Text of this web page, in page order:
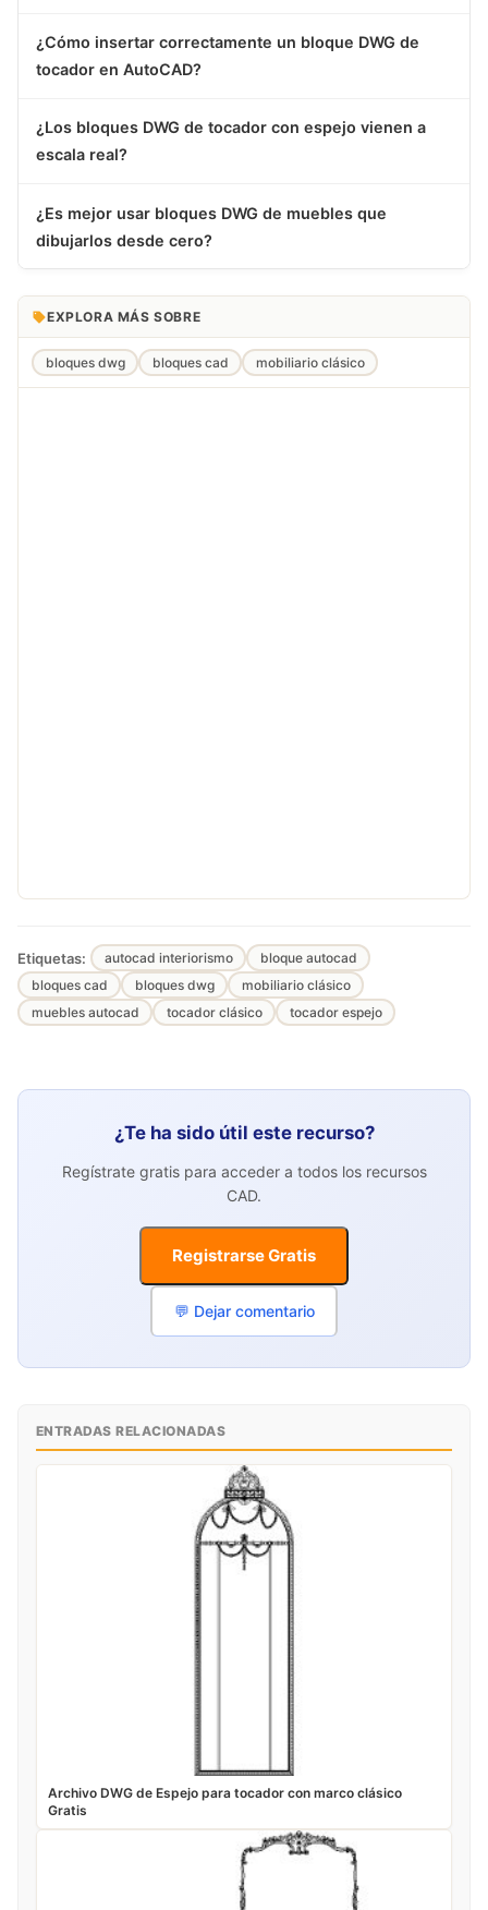
¿Cómo insertar correctamente un bloque DWG de
tocador en AutoCAD?
¿Los bloques DWG de tocador con espejo vienen a
escala real?
¿Es mejor usar bloques DWG de muebles que
dibujarlos desde cero?
EXPLORA MÁS SOBRE
bloques dwg bloques cad mobiliario clásico
Etiquetas: autocad interiorismo
bloque autocad
bloques cad
bloques dwg
mobiliario clásico
muebles autocad
tocador clásico tocador espejo
¿Te ha sido útil este recurso?
Regístrate gratis para acceder a todos los recursos
CAD.
Registrarse Gratis
💬 Dejar comentario
ENTRADAS RELACIONADAS
Archivo DWG de Espejo para tocador con marco clásico
Gratis